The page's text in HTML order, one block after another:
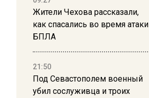
Жители Чехова рассказали,
как спасались во время атаки
БПЛА
21:50
Под Севастополем военный
убил сослуживца и троих